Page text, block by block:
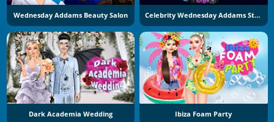
Wednesday Addams Beauty Salon Celebrity Wednesday Addams Style
Dark Academia Wedding Ibiza Foam Party